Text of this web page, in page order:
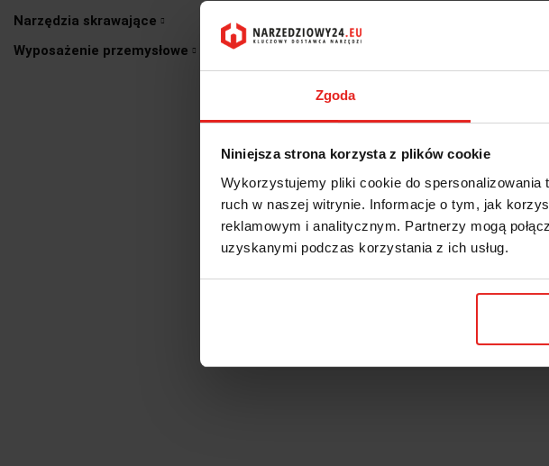
Zgoda
Niniejsza strona korzysta z plików cookie
Wykorzystujemy pliki cookie do
ruch w naszej witrynie. Informacje o tym, jak
reklamowym i analitycznym. Partnerzy mogą
uzyskanymi podczas korzystania z ich usług.
Narzędzia skrawające
Wyposażenie przemysłowe